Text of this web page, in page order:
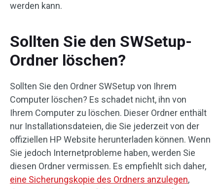
werden kann.
Sollten Sie den SWSetup-
Ordner löschen?
Sollten Sie den Ordner SWSetup von Ihrem
Computer löschen? Es schadet nicht, ihn von
Ihrem Computer zu löschen. Dieser Ordner enthält
nur Installationsdateien, die Sie jederzeit von der
offiziellen HP Website herunterladen können. Wenn
Sie jedoch Internetprobleme haben, werden Sie
diesen Ordner vermissen. Es empfiehlt sich daher,
eine Sicherungskopie des Ordners anzulegen,